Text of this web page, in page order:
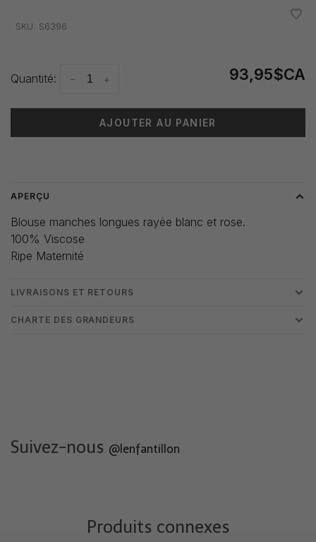
SKU: S6396
Quantité: +
- 93,95$CA
AJOUTER AU PANIER
APERÇU
Blouse manches longues rayée blanc et rose.
100% Viscose
Ripe Maternité
LIVRAISONS ET RETOURS
CHARTE DES GRANDEURS
Suivez-nous @lenfantillon
Produits connexes